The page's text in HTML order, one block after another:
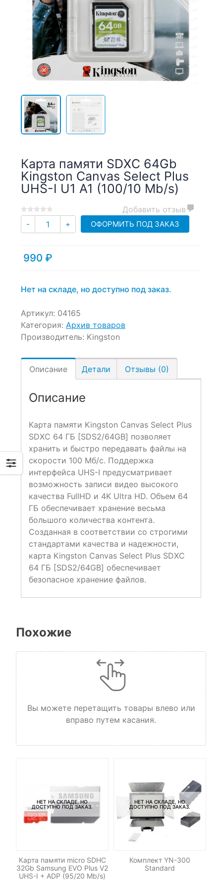
Карта памяти SDXC 64Gb
Kingston Canvas Select Plus
UHS-I U1 A1 (100/10 Mb/s)
05
on
0
Добавить отзыв
- Количество
+ ОФОРМИТЬ ПОД ЗАКАЗ
990 ₽
Нет на складе, но доступно под заказ.
Артикул: 04165
Категория: Архив товаров
Производитель: Kingston
Описание Детали Отзывы (0)
Описание
Карта памяти Kingston Canvas Select Plus
SDXC 64 ГБ [SDS2/64GB] позволяет
хранить и быстро передавать файлы на
скорости 100 Мб/с. Поддержка
интерфейса UHS-I предусматривает
возможность записи видео высокого
качества FullHD и 4K Ultra HD. Объем 64
ГБ обеспечивает хранение весьма
большого количества контента.
Созданная в соответствии со строгими
стандартами качества и надежности,
карта Kingston Canvas Select Plus SDXC
64 ГБ [SDS2/64GB] обеспечивает
безопасное хранение файлов.
Похожие
Вы можете перетащить товары влево или
вправо путем касания.
НЕТ НА СКЛАДЕ, НО
ДОСТУПНО ПОД ЗАКАЗ.
Карта памяти micro SDHC
32Gb Samsung EVO Plus V2
UHS-I + ADP (95/20 Mb/s)
НЕТ НА СКЛАДЕ, НО
ДОСТУПНО ПОД ЗАКАЗ.
Комплект YN-300
Standard